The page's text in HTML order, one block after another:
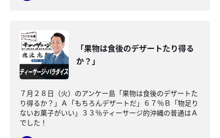
「果物は食後のデザートたり得る
か？」
７月２８日（火）のアンケー島「果物は食後のデザートた
り得るか？」Ａ「もちろんデザートだ」６７％Ｂ「物足り
ないお菓子がいい」３３％ティーサージ的沖縄の普通はＡ
でした！